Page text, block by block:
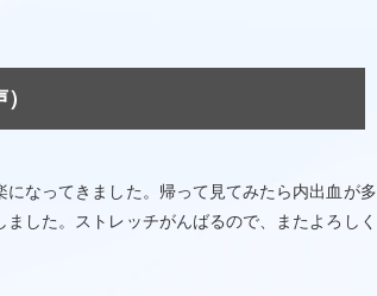
になってきました。帰って見てみたら内出血が多
した。ストレッチがんばるので、またよろしく